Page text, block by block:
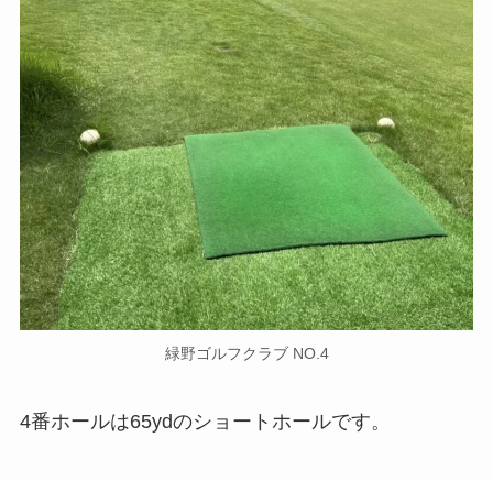
緑野ゴルフクラブ NO.4
4番ホールは65ydのショートホールです。